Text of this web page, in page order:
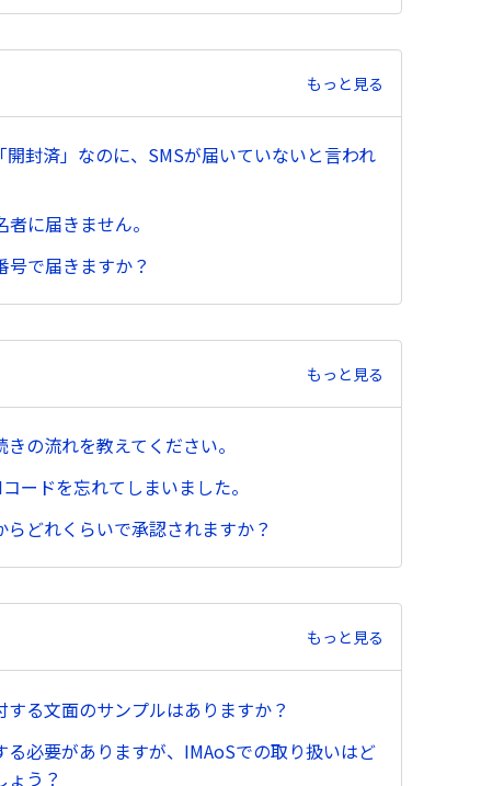
もっと見る
封済」なのに、SMSが届いていないと言われ
に届きません。
号で届きますか？
もっと見る
の流れを教えてください。
ードを忘れてしまいました。
どれくらいで承認されますか？
もっと見る
する文面のサンプルはありますか？
る必要がありますが、IMAoSでの取り扱いはど
ょう？